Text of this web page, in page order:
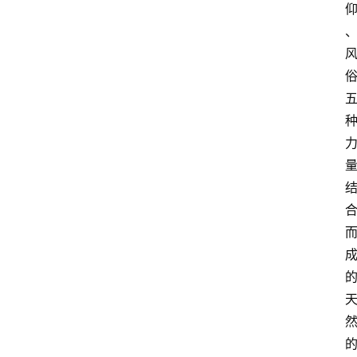
仰
、
风
俗
五
种
力
量
结
合
而
成
的
天
然
的